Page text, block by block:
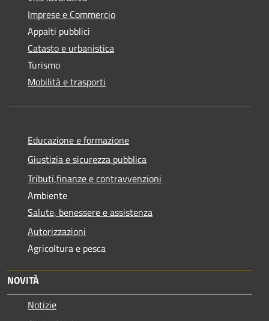
Imprese e Commercio
Appalti pubblici
Catasto e urbanistica
Turismo
Mobilità e trasporti
Educazione e formazione
Giustizia e sicurezza pubblica
Tributi,finanze e contravvenzioni
Ambiente
Salute, benessere e assistenza
Autorizzazioni
Agricoltura e pesca
NOVITÀ
Notizie